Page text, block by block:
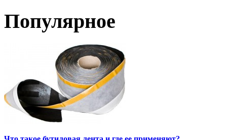
Популярное